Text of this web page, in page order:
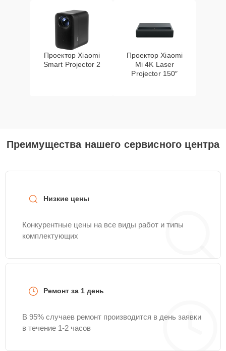
Проектор Xiaomi
Smart Projector 2
Проектор Xiaomi
Mi 4K Laser
Projector 150″
Преимущества нашего сервисного центра
Низкие цены
Конкурентные цены на все виды работ и типы
комплектующих
Ремонт за 1 день
В 95% случаев ремонт производится в день заявки
в течение 1-2 часов